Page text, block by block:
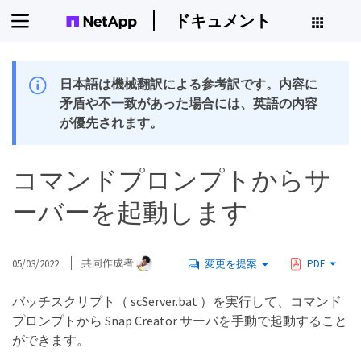
ドキュメント
日本語は機械翻訳による参考訳です。内容に
矛盾や不一致があった場合には、英語の内容
が優先されます。
コマンドプロンプトからサ
ーバーを起動します
05/03/2022 共同作成者 変更を提案 PDF
バッチスクリプト（ scServer.bat ）を実行して、コマンド
プロンプトから Snap Creator サーバを手動で起動すること
ができます。